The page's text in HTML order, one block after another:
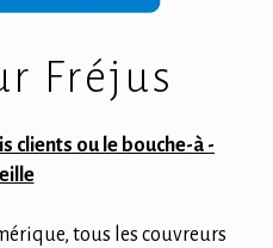
Fréjus
clients ou le bouche-à -
tous les couvreurs